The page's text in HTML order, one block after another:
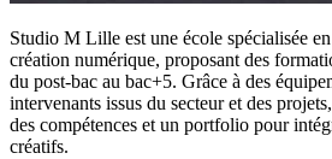
Studio M Lille est une école spécialisée
création numérique, proposant des
du post-bac au bac+5. Grâce à des
intervenants issus du secteur et des
des compétences et un portfolio pour
créatifs.